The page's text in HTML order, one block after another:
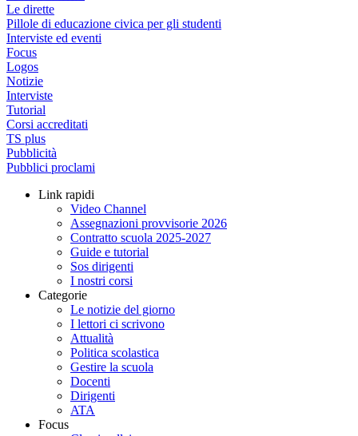
Le dirette
Pillole di educazione civica per gli studenti
Interviste ed eventi
Focus
Logos
Notizie
Interviste
Tutorial
Corsi accreditati
TS plus
Pubblicità
Pubblici proclami
Link rapidi
Video Channel
Assegnazioni provvisorie 2026
Contratto scuola 2025-2027
Guide e tutorial
Sos dirigenti
I nostri corsi
Categorie
Le notizie del giorno
I lettori ci scrivono
Attualità
Politica scolastica
Gestire la scuola
Docenti
Dirigenti
ATA
Focus